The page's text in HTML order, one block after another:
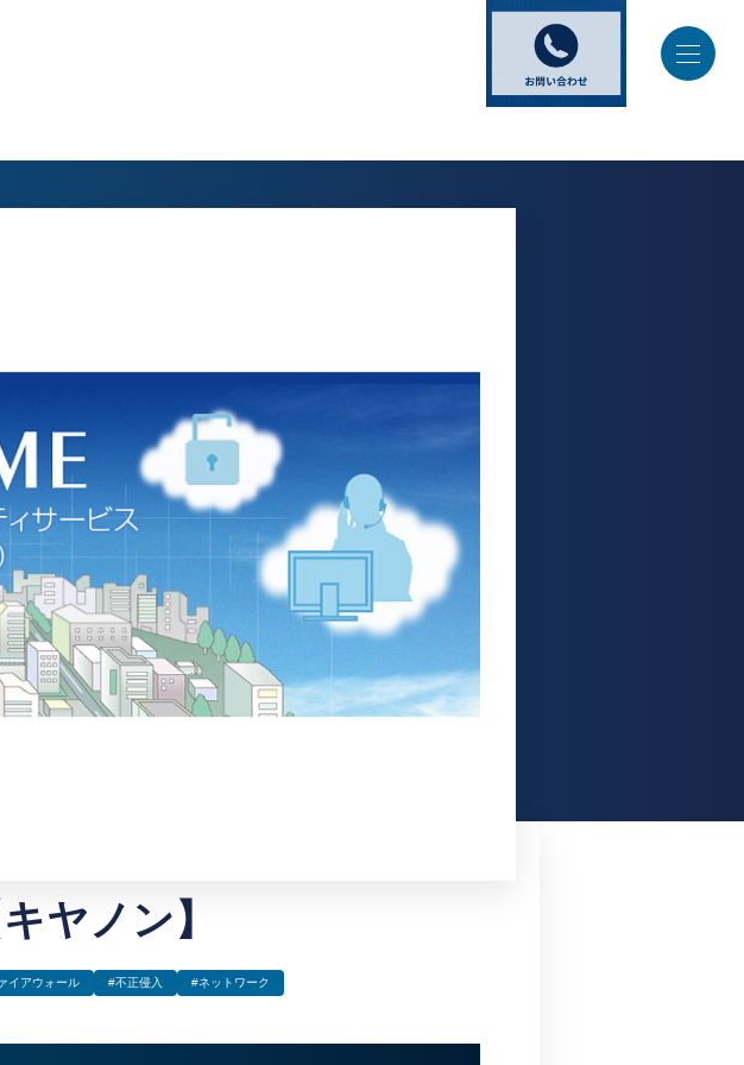
ヤノン】
イアウォール #不正侵入 #ネットワーク